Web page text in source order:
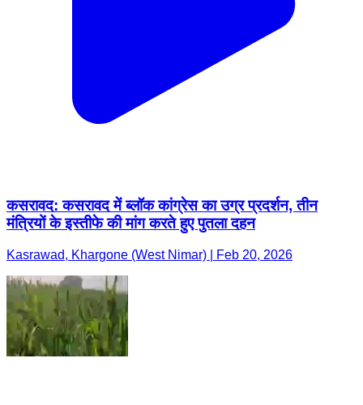
कसरावद: कसरावद में ब्लॉक कांग्रेस का उग्र प्रदर्शन, तीन
मंत्रियों के इस्तीफे की मांग करते हुए पुतला दहन
Kasrawad, Khargone (West Nimar) | Feb 20, 2026